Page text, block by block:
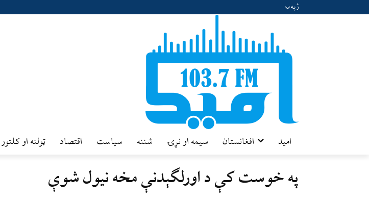
ژبه
امید افغانستان سیمه او نړۍ شننه سیاست اقتصاد ټولنه او کلتور
په خوست کې د اورلګېدنې مخه نيول شوې